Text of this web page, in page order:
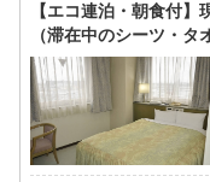
【エコ連泊・朝食付
（滞在中のシーツ・タ